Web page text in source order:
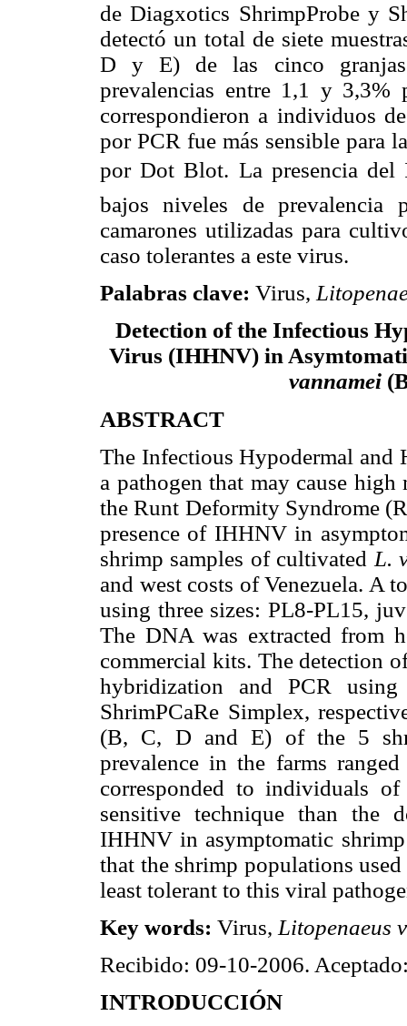
de Diagxotics ShrimpProbe y
detectó un total de siete
D y E) de las cinco granjas
prevalencias entre 1,1 y 3,3%
correspondieron a individuos
por PCR fue más sensible para
por Dot Blot. La presencia
bajos niveles de prevalencia
camarones utilizadas para
caso tolerantes a este virus.
Palabras clave: Virus,
Detection of the Infectious
Virus (IHHNV) in
vannamei
ABSTRACT
The Infectious Hypodermal
a pathogen that may cause
the Runt Deformity Syndrome
presence of IHHNV in
shrimp samples of cultivated L.
and west costs of Venezuela. A
using three sizes: PL8-PL15,
The DNA was extracted from
commercial kits. The detection
hybridization and PCR
ShrimPCaRe Simplex,
(B, C, D and E) of the 5
prevalence in the farms
corresponded to individuals
sensitive technique than the
IHHNV in asymptomatic
that the shrimp populations
least tolerant to this viral
Key words: Virus, Litopenaeus
Recibido: 09-10-2006.
INTRODUCCIÓN